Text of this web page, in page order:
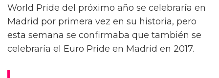
World Pride del próximo año se celebraría en
Madrid por primera vez en su historia, pero
esta semana se confirmaba que también se
celebraría el Euro Pride en Madrid en 2017.